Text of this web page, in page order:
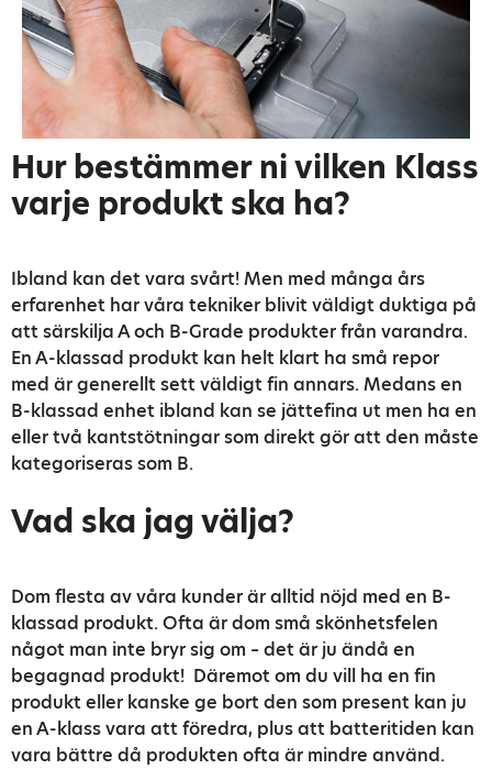
Hur bestämmer ni vilken Klass
varje produkt ska ha?
Ibland kan det vara svårt! Men med många års
erfarenhet har våra tekniker blivit väldigt duktiga på
att särskilja A och B-Grade produkter från varandra.
En A-klassad produkt kan helt klart ha små repor
med är generellt sett väldigt fin annars. Medans en
B-klassad enhet ibland kan se jättefina ut men ha en
eller två kantstötningar som direkt gör att den måste
kategoriseras som B.
Vad ska jag välja?
Dom flesta av våra kunder är alltid nöjd med en B-
klassad produkt. Ofta är dom små skönhetsfelen
något man inte bryr sig om – det är ju ändå en
begagnad produkt! Däremot om du vill ha en fin
produkt eller kanske ge bort den som present kan ju
en A-klass vara att föredra, plus att batteritiden kan
vara bättre då produkten ofta är mindre använd.